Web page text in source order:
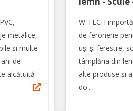
metalice,
și multe
de
alcătuită
W-TECH
de feronerie
uși și ferestre,
tâmplăria din
alte produse și
do...